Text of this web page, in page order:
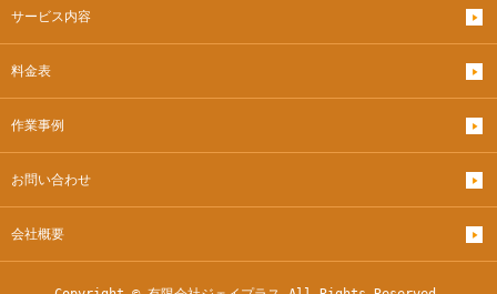
サービス内容
料金表
作業事例
お問い合わせ
会社概要